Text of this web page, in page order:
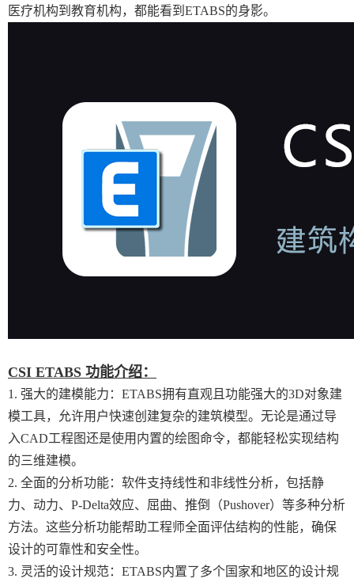
医疗机构到教育机构，都能看到ETABS的身影。
CSI ETABS 功能介绍：
1. 强大的建模能力：ETABS拥有直观且功能强大的3D对象建
模工具，允许用户快速创建复杂的建筑模型。无论是通过导
入CAD工程图还是使用内置的绘图命令，都能轻松实现结构
的三维建模。
2. 全面的分析功能：软件支持线性和非线性分析，包括静
力、动力、P-Delta效应、屈曲、推倒（Pushover）等多种分析
方法。这些分析功能帮助工程师全面评估结构的性能，确保
设计的可靠性和安全性。
3. 灵活的设计规范：ETABS内置了多个国家和地区的设计规